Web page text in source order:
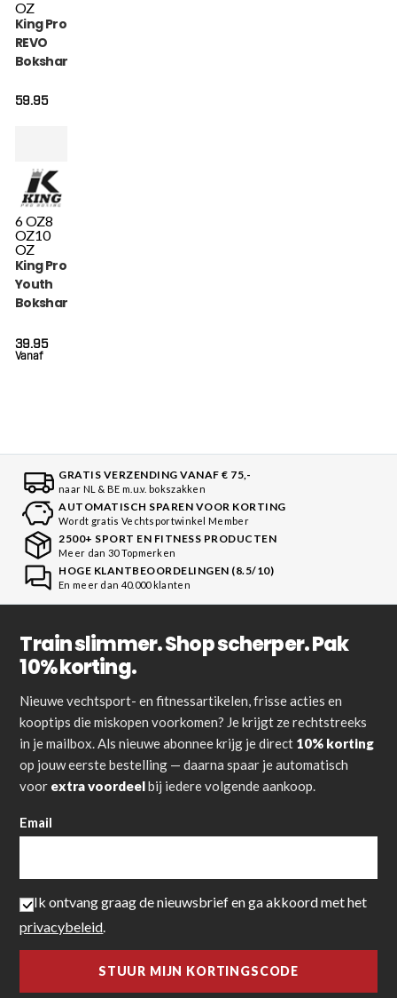
OZ
King Pro Boxing
REVO
Bokshandschoenen
59.95
6 OZ8
OZ10
OZ
King Pro Boxing
Youth
Bokshandschoenen
HEXAGON 2)
Vanaf
39.95
GRATIS VERZENDING VANAF € 75,-
naar NL & BE m.u.v. bokszakken
AUTOMATISCH SPAREN VOOR KORTING
Wordt gratis Vechtsportwinkel Member
2500+ SPORT EN FITNESS PRODUCTEN
Meer dan 30 Topmerken
HOGE KLANTBEOORDELINGEN (8.5/10)
En meer dan 40.000 klanten
Train slimmer. Shop scherper. Pak
10% korting.
Nieuwe vechtsport- en fitnessartikelen, frisse acties en
kooptips die miskopen voorkomen? Je krijgt ze rechtstreeks
in je mailbox. Als nieuwe abonnee krijg je direct 10% korting
op jouw eerste bestelling — daarna spaar je automatisch
voor extra voordeelbij iedere volgende aankoop.
Email
Ik ontvang graag de nieuwsbrief en ga akkoord met het
privacybeleid